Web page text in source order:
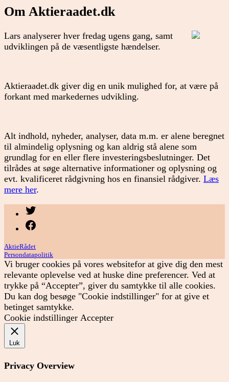
Om Aktieraadet.dk
Lars analyserer hver fredag ugens gang, samt
udviklingen på de væsentligste hændelser.
Aktieraadet.dk giver dig en unik mulighed for, at være på
forkant med markedernes udvikling.
Alt indhold, nyheder, analyser, data m.m. er alene beregnet
til almindelig oplysning og kan aldrig stå alene som
grundlag for en eller flere investeringsbeslutninger. Det
tilrådes at søge alternative informationer og oplysning og
evt. kvalificeret rådgivning hos en finansiel rådgiver. Læs
mere her.
AktieRådet
Persondatapolitik
Vi bruger cookies på vores websitefor at give dig den mest
relevante oplevelse ved at huske dine preferencer. Ved at
trykke på “Accepter”, giver du samtykke til alle cookies.
Du kan dog besøge "Cookie indstillinger" for at give et
betinget samtykke.
Cookie indstillinger Accepter
Luk
Privacy Overview